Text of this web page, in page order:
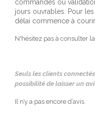
commandes ou
jours ouvrables. Pour
délai commence à
N'hésitez pas à consulter la
Seuls les clients
possibilité de laisser un
Il n’y a pas encore d’avis.